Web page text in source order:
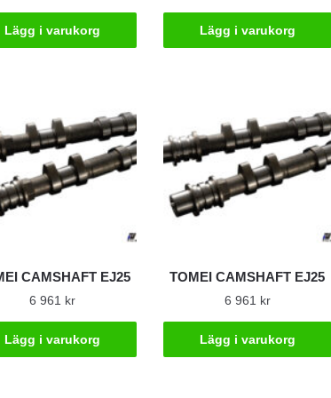
Lägg i varukorg Lägg i varukorg
CAMSHAFT EJ25
6 961 kr
Lägg i varukorg
TOMEI CAMSHAFT EJ25
6 961 kr
Lägg i varukorg